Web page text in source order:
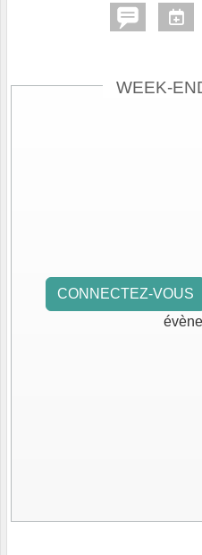
WEEK-
CONNECTEZ-VOUS